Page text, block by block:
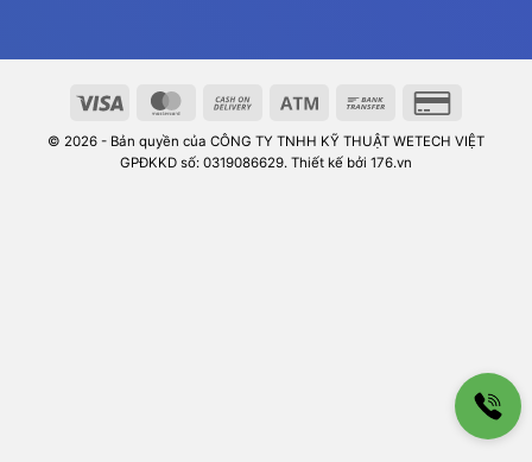
© 2026 - Bản quyền của CÔNG TY TNHH KỸ THUẬT WETECH VIỆT
GPĐKKD số: 0319086629. Thiết kế bởi 176.vn